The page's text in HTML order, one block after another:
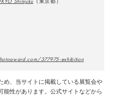
377975-exhibition
め、当サイトに掲載している展覧会や
能性があります。公式サイトなどから